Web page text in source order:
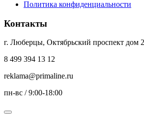
Политика конфиденциальности
Контакты
г. Люберцы, Октябрьский проспект дом
8 499 394 13 12
reklama@primaline.ru
пн-вс / 9:00-18:00